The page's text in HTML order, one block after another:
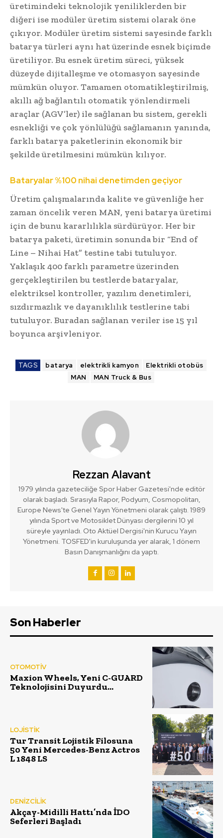
üretimindeki teknolojik yeniliklerden bir
diğeri ise modüler üretim sistemi olarak öne
çıkıyor. Modüler üretim sistemi sayesinde farklı
batarya türleri aynı hat üzerinde esnek biçimde
üretiliyor. Bu esnek üretim süreci, yüksek
düzeyde dijitalleşme ve otomasyon sayesinde
mümkün oluyor. Tamamen otomatikleştirilmiş,
akıllı ağ bağlantılı otomatik yönlendirmeli
araçlar (AGV’ler) ile sağlanan bu sistem, gerekli
esnekliği ve çok yönlülüğü sağlamanın yanında,
farklı batarya paketlerinin ekonomik bir
şekilde üretilmesini mümkün kılıyor.
Bataryalar %100 nihai denetimden geçiyor
Üretim çalışmalarında kalite ve güvenliğe her
zaman öncelik veren MAN, yeni batarya üretimi
için de bunu kararlılıkla sürdürüyor. Her bir
batarya paketi, üretimin sonunda bir “End of
Line – Nihai Hat” testine tabi tutuluyor.
Yaklaşık 400 farklı parametre üzerinden
gerçekleştirilen bu testlerde bataryalar,
elektriksel kontroller, yazılım denetimleri,
sızdırmazlık ve dayanıklılık testlerine tabi
tutuluyor. Buradan sağlanan veriler ise 15 yıl
boyunca arşivleniyor.
TAGS batarya elektrikli kamyon
Elektrikli otobüs
MAN
MAN Truck & Bus
Rezzan Alavant
1979 yılında gazeteciliğe Spor Haber Gazetesi'nde editör
olarak başladı. Sırasıyla Rapor, Podyum, Cosmopolitan,
Europe News'te Genel Yayın Yönetmeni olarak çalıştı. 1989
yılında Sport ve Motosiklet Dünyası dergilerini 10 yıl
süreyle yayınladı. Oto Aktüel Dergisi'nin Kurucu Yayın
Yönetmeni. TOSFED'in kuruluşunda yer alarak, 1 dönem
Basın Danışmanlığını da yaptı.
Son Haberler
OTOMOTİV
Maxion Wheels, Yeni C-GUARD
Teknolojisini Duyurdu…
LOJİSTİK
Tur Transit Lojistik Filosuna
50 Yeni Mercedes-Benz Actros
L 1848 LS
DENİZCİLİK
Akçay-Midilli Hattı’nda İDO
Seferleri Başladı